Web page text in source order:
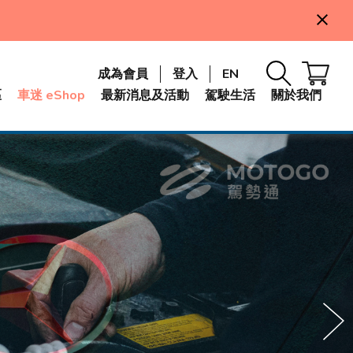
車迷 eShop 最新消息及活動 駕駛生活 關於我們
成為會員 登入 EN